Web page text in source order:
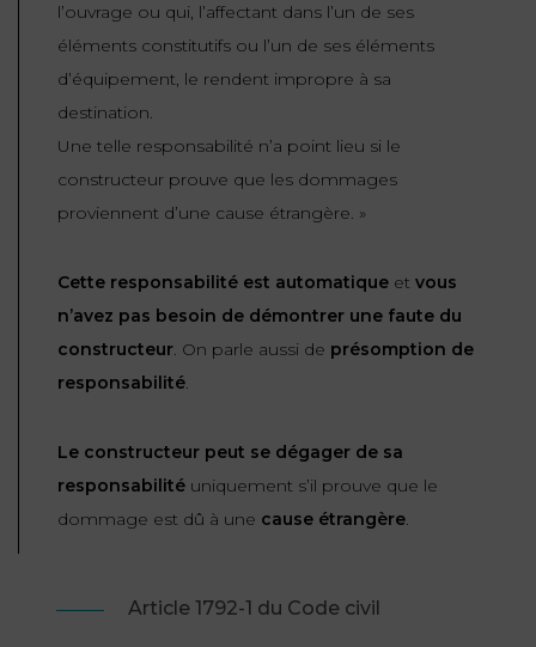
FONCTION
PUBLIQUE
PRÉJUDICE
CORPOREL
DROIT
DE
L’IMMIGRATION
DE
L’URBANISME
l’ouvrage ou qui, l’affectant dans l’un de ses
éléments constitutifs ou l’un de ses éléments
d’équipement, le rendent impropre à sa
destination.
Une telle responsabilité n’a point lieu si le
constructeur prouve que les dommages
proviennent d’une cause étrangère. »
Cette responsabilité est automatique et vous
n’avez pas besoin de démontrer une faute du
constructeur. On parle aussi de présomption de
responsabilité.
Le constructeur peut se dégager de sa
responsabilité uniquement s’il prouve que le
dommage est dû à une cause étrangère.
Article 1792-1 du Code civil